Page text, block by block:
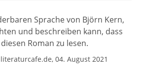
Sprache von Björn Kern,
und beschreiben kann, dass
Roman zu lesen.
04. August 2021